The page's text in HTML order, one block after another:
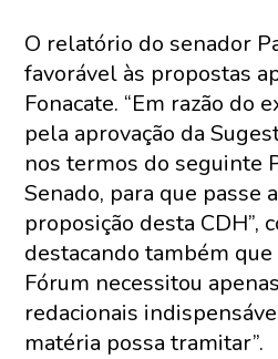
O relatório do senador
favorável às propostas
Fonacate. “Em razão do
pela aprovação da
nos termos do seguinte
Senado, para que passe
proposição desta CDH”,
destacando também
Fórum necessitou
redacionais
matéria possa tramitar”.